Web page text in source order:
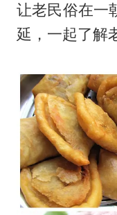
让老民俗在一
延，一起了解